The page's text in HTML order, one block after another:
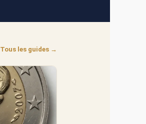
Tous les guides →